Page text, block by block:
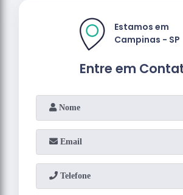
Entre em
Estamos em
Campinas - SP